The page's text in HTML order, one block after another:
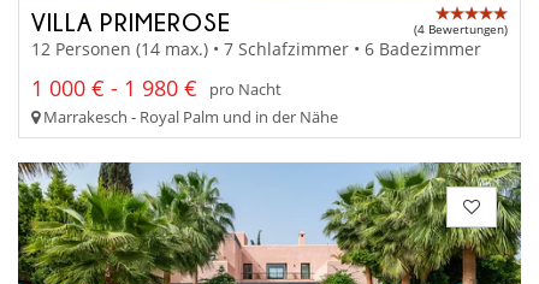
VILLA PRIMEROSE (4 Bewertungen)
12 Personen (14 max.) • 7 Schlafzimmer • 6 Badezimmer
1 000 € - 1 980 €
pro Nacht
Marrakesch - Royal Palm und in der Nähe